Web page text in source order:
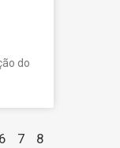
do
6 7 8